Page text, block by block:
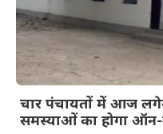
चार पंचायतों में आज
समस्याओं का होगा ऑन-